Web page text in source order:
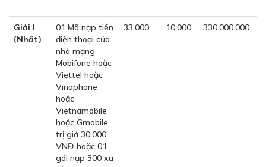
Giải I
(Nhất)
01 Mã nạp tiền
điện thoại của
nhà mạng
Mobifone hoặc
Viettel hoặc
Vinaphone
hoặc
Vietnamobile
hoặc Gmobile
trị giá 30.000
VNĐ hoặc 01
gói nạp 300 xu
33.000 10.000 330.000.000